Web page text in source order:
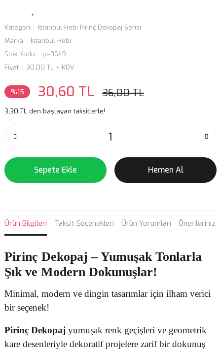
Kategori
İstanbul Hobi Pirinç Dekopaj Serisi
Marka
İstanbul Hobi
Stok Kodu
pt-3649
Fiyat
30,00 TL + KDV
%15 30,60 TL 36,00 TL
3,30 TL den başlayan taksitlerle!
Sepete Ekle Hemen Al
Ürün Bilgileri Taksit Seçenekleri Ürün Yorumları Önerileriniz
Pirinç Dekopaj– Yumuşak Tonlarla
Şık ve Modern Dokunuşlar!
Minimal, modern ve dingin tasarımlar için ilham verici
bir seçenek!
Pirinç Dekopaj yumuşak renk geçişleri ve geometrik
kare desenleriyle dekoratif projelere zarif bir dokunuş